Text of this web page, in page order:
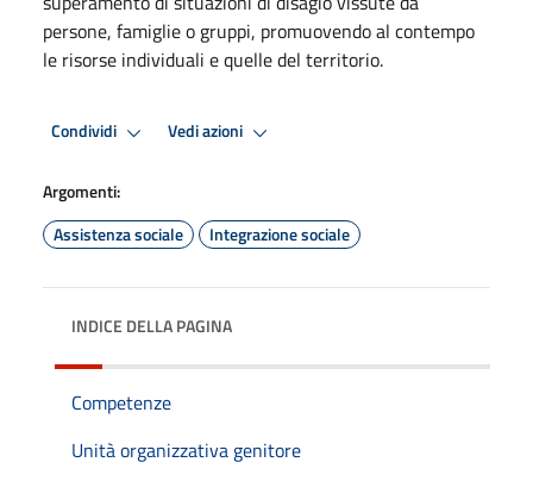
persone, famiglie o gruppi, promuovendo al contempo
le risorse individuali e quelle del territorio.
Condividi Vedi azioni
Argomenti:
Assistenza sociale
Integrazione sociale
INDICE DELLA PAGINA
Competenze
Unità organizzativa genitore